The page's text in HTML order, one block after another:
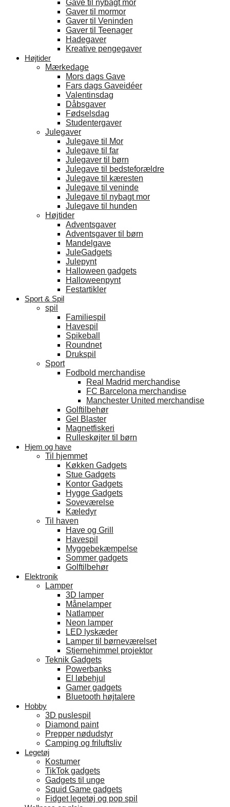
Gave til nybagt mor
Gaver til mormor
Gaver til Veninden
Gaver til Teenager
Hadegaver
Kreative pengegaver
Højtider
Mærkedage
Mors dags Gave
Fars dags Gaveidéer
Valentinsdag
Dåbsgaver
Fødselsdag
Studentergaver
Julegaver
Julegave til Mor
Julegave til far
Julegaver til børn
Julegave til bedsteforældre
Julegave til kæresten
Julegave til veninde
Julegave til nybagt mor
Julegave til hunden
Højtider
Adventsgaver
Adventsgaver til børn
Mandelgave
JuleGadgets
Julepynt
Halloween gadgets
Halloweenpynt
Festartikler
Sport & Spil
spil
Familiespil
Havespil
Spikeball
Roundnet
Drukspil
Sport
Fodbold merchandise
Real Madrid merchandise
FC Barcelona merchandise
Manchester United merchandise
Golftilbehør
Gel Blaster
Magnetfiskeri
Rulleskøjter til børn
Hjem og have
Til hjemmet
Køkken Gadgets
Stue Gadgets
Kontor Gadgets
Hygge Gadgets
Soveværelse
Kæledyr
Til haven
Have og Grill
Havespil
Myggebekæmpelse
Sommer gadgets
Golftilbehør
Elektronik
Lamper
3D lamper
Månelamper
Natlamper
Neon lamper
LED lyskæder
Lamper til børneværelset
Stjernehimmel projektor
Teknik Gadgets
Powerbanks
El løbehjul
Gamer gadgets
Bluetooth højtalere
Hobby
3D puslespil
Diamond paint
Prepper nødudstyr
Camping og friluftsliv
Legetøj
Kostumer
TikTok gadgets
Gadgets til unge
Squid Game gadgets
Fidget legetøj og pop spil